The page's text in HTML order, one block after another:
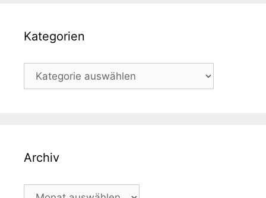
Kategorien
Kategorien
Archiv
Archiv